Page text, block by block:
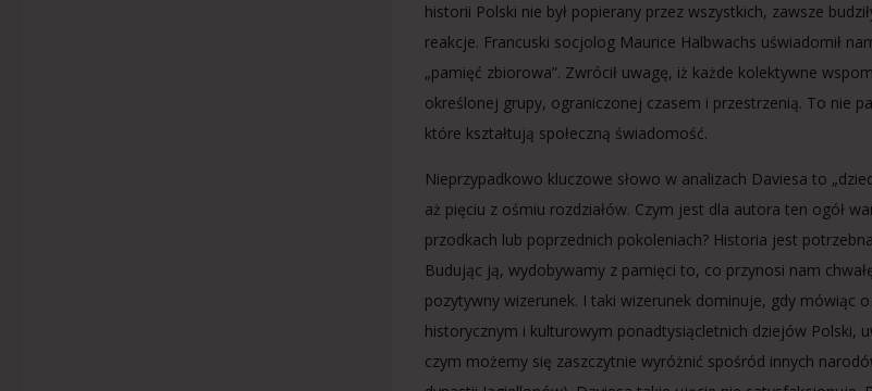
historii Polski nie był popierany przez wszystkich, zawsze
reakcje. Francuski socjolog Maurice Halbwachs uświadomił
„pamięć zbiorowa”. Zwrócił uwagę, iż każde kolektywne
określonej grupy, ograniczonej czasem i przestrzenią. To nie
które kształtują społeczną świadomość.
Nieprzypadkowo kluczowe słowo w analizach Daviesa to
aż pięciu z ośmiu rozdziałów. Czym jest dla autora ten ogół
przodkach lub poprzednich pokoleniach? Historia jest
Budując ją, wydobywamy z pamięci to, co przynosi nam
pozytywny wizerunek. I taki wizerunek dominuje, gdy mówiąc
historycznym i kulturowym ponadtysiącletnich dziejów Polski,
czym możemy się zaszczytnie wyróżnić spośród innych